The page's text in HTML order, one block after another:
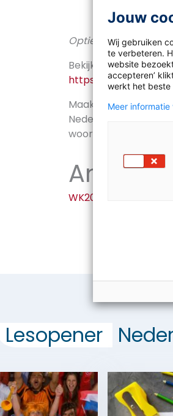
Optie 2
Bekijk nu het hele
https://
Maak een lijstje met
Nederland. Leg
woorden gekozen
Lesopener
Jouw
Wij gebruiken
te verbeteren.
website
accepteren’
werkt het beste
Meer